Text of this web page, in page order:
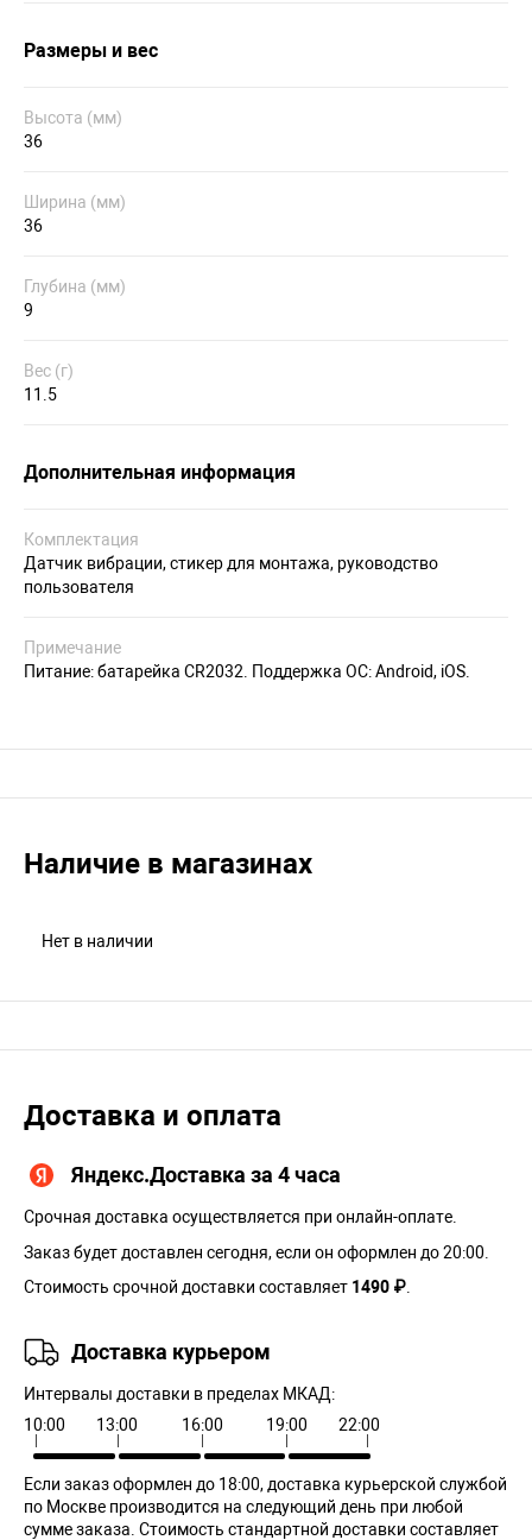
Размеры и вес
Высота (мм)
36
Ширина (мм)
36
Глубина (мм)
9
Вес (г)
11.5
Дополнительная информация
Комплектация
Датчик вибрации, стикер для монтажа, руководство
пользователя
Примечание
Питание: батарейка CR2032. Поддержка ОС: Android, iOS.
Наличие в магазинах
Нет в наличии
Доставка и оплата
Яндекс.Доставка за 4 часа
Срочная доставка осуществляется при онлайн-оплате.
Заказ будет доставлен сегодня, если он оформлен до 20:00.
Стоимость срочной доставки составляет 1490 ₽
Доставка курьером
Интервалы доставки в пределах МКАД:
10:00
13:00 16:00 19:00 22:00
Если заказ оформлен до 18:00, доставка курьерской службой
по Москве производится на следующий день при любой
сумме заказа. Cтоимость стандартной доставки составляет